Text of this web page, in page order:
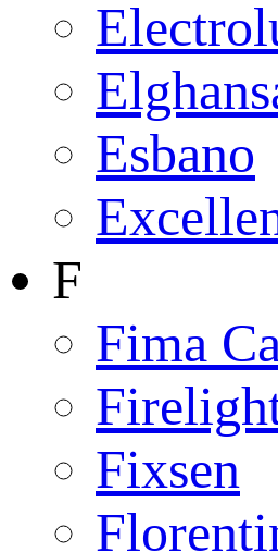
Esbano
F
Fima
Fixsen